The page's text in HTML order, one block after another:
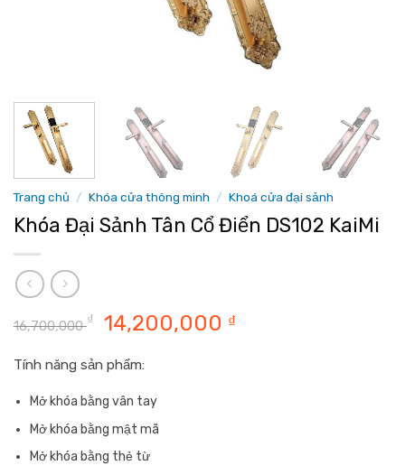
Trang chủ / Khóa cửa thông minh / Khoá cửa đại sảnh
Khóa Đại Sảnh Tân Cổ Điển DS102 KaiMi
16,700,000₫
Giá
là:
14,200,000 ₫Giá
Tính năng sản phẩm:
Mở khóa bằng vân tay
Mở khóa bằng mật mã
Mở khóa bằng thẻ từ